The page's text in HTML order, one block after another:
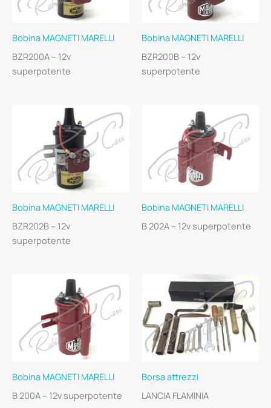
Bobina MAGNETI MARELLI
BZR200A – 12v
superpotente
Bobina MAGNETI MARELLI
BZR200B – 12v
superpotente
Bobina MAGNETI MARELLI
BZR202B – 12v
superpotente
Bobina MAGNETI MARELLI
B 202A – 12v superpotente
Bobina MAGNETI MARELLI
B 200A – 12v superpotente
Borsa attrezzi
LANCIA FLAMINIA